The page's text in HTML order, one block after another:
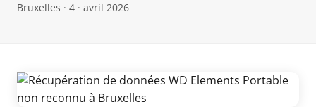
Bruxelles · 4 · avril 2026